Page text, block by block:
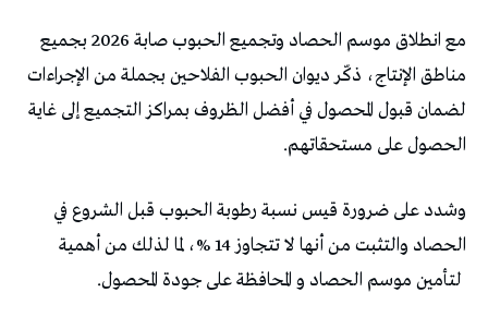
مع انطلاق موسم الحصاد وتجميع الحبوب صابة 2026 بجميع
مناطق الإنتاج، ذكّر ديوان الحبوب الفلاحين بجملة من الإجراءات
لضمان قبول المحصول في أفضل الظروف بمراكز التجميع إلى غاية
الحصول على مستحقاتهم.
وشدد على ضرورة قيس نسبة رطوبة الحبوب قبل الشروع في
الحصاد والتثبت من أنها لا تتجاوز 14 %، لما لذلك من أهمية
لتأمين موسم الحصاد و المحافظة على جودة المحصول.